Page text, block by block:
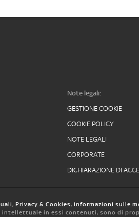
Note legali:
GESTIONE COOKIE
COOKIE POLICY
NOTE LEGALI
CORPORATE
DICHIARAZIONE DI
, Privacy & Cookies, informazioni sulle
in essi contenuti, sono di